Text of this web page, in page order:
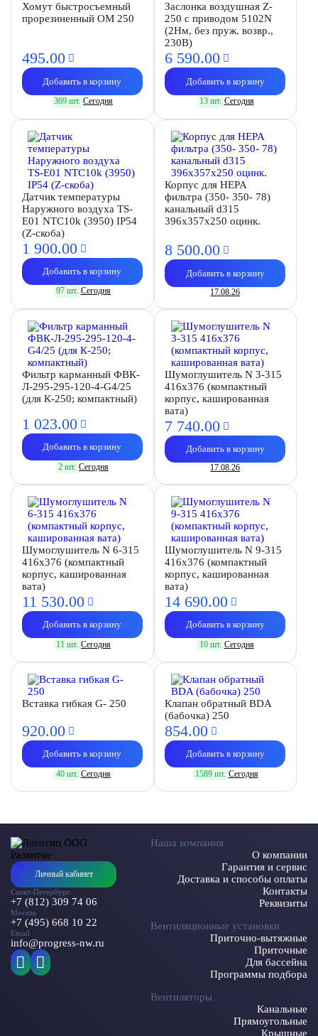
Хомут быстросъемный
прорезиненный OM 250
495.00
Добавить в корзину
369 шт. Сегодня
Заслонка воздушная Z-
250 с приводом 5102N
(2Нм, без пруж. возвр.,
230В)
6 590.00
Добавить в корзину
13 шт. Сегодня
Датчик температуры
Наружного воздуха TS-
E01 NTC10k (3950) IP54
(Z-скоба)
1 900.00
Добавить в корзину
97 шт. Сегодня
Корпус для HEPA
фильтра (350- 350- 78)
канальный d315
396х357х250 оцинк.
8 500.00
Добавить в корзину
17.08.26
Фильтр карманный ФВК-
Л-295-295-120-4-G4/25
(для К-250; компактный)
1 023.00
Добавить в корзину
2 шт. Сегодня
Шумоглушитель N 3-315
416х376 (компактный
корпус, кашированная
вата)
7 740.00
Добавить в корзину
17.08.26
Шумоглушитель N 6-315
416х376 (компактный
корпус, кашированная
вата)
11 530.00
Добавить в корзину
11 шт. Сегодня
Шумоглушитель N 9-315
416х376 (компактный
корпус, кашированная
вата)
14 690.00
Добавить в корзину
10 шт. Сегодня
Вставка гибкая G- 250
920.00
Добавить в корзину
40 шт. Сегодня
Клапан обратный BDA
(бабочка) 250
854.00
Добавить в корзину
1589 шт. Сегодня
Личный кабинет
Санкт-Петербург
+7 (812) 309 74 06
Москва
+7 (495) 668 10 22
Email
info@progress-nw.ru
Наша компания
О компании
Гарантия и сервис
Доставка и способы оплаты
Контакты
Реквизиты
Вентиляционные установки
Приточно-вытяжные
Приточные
Для бассейна
Программы подбора
Вентиляторы
Канальные
Прямоугольные
Крышные